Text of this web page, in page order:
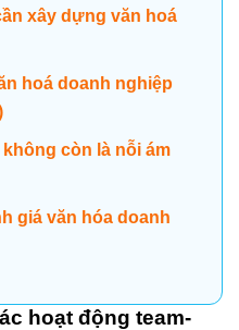
xây dựng văn hoá
hoá doanh nghiệp
còn là nỗi ám
giá văn hóa doanh
hoạt động team-